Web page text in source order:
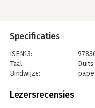
Specificaties
ISBN13:
Taal:
Duits
Bindwijze:
Uitgever:
Lezersrecensies